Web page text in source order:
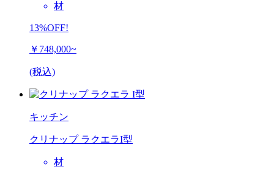
材
13%OFF!
￥748,000~
(税込)
キッチン
クリナップ ラクエラI型
材